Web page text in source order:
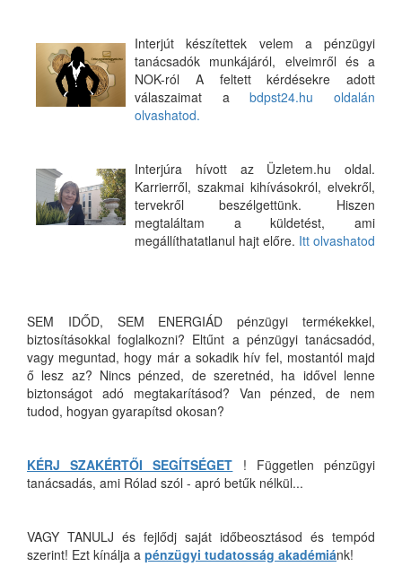
Interjút készítettek velem a pénzügyi
tanácsadók munkájáról, elveimről és a
NOK-ról A feltett kérdésekre adott
válaszaimat abdpst24.hu oldalán
olvashatod.
Interjúra hívott az Üzletem.hu oldal.
Karrierről, szakmai kihívásokról, elvekről,
tervekről beszélgettünk. Hiszen
megtaláltam a küldetést, ami
megállíthatatlanul hajt előre. Itt olvashatod
SEM IDŐD, SEM ENERGIÁD pénzügyi termékekkel,
biztosításokkal foglalkozni? Eltűnt a pénzügyi tanácsadód,
vagy meguntad, hogy már a sokadik hív fel, mostantól majd
ő lesz az? Nincs pénzed, de szeretnéd, ha idővel lenne
biztonságot adó megtakarításod? Van pénzed, de nem
tudod, hogyan gyarapítsd okosan?
KÉRJ SZAKÉRTŐI SEGÍTSÉGET ! Független pénzügyi
tanácsadás, ami Rólad szól - apró betűk nélkül...
VAGY TANULJ és fejlődj saját időbeosztásod és tempód
szerint! Ezt kínálja a pénzügyi tudatosság akadémiánk!